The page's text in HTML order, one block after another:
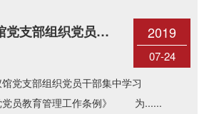
2019
07-24
党支部组织党员干
党支部组织党员干部集中学习
党员教育管理工作条例》 为......